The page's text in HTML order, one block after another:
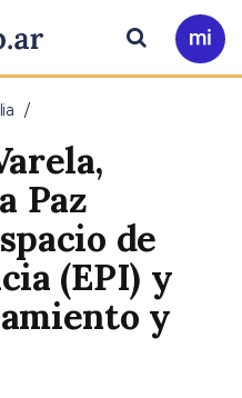
Ir
a
Buscar
Paz
de
(EPI) y
y